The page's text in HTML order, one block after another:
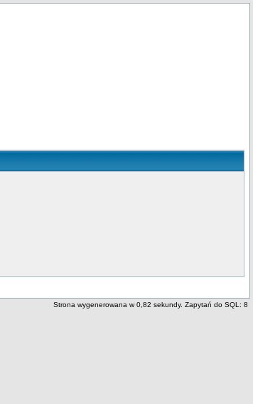
Strona wygenerowana w 0,82 sekundy. Zapytań do SQL: 8